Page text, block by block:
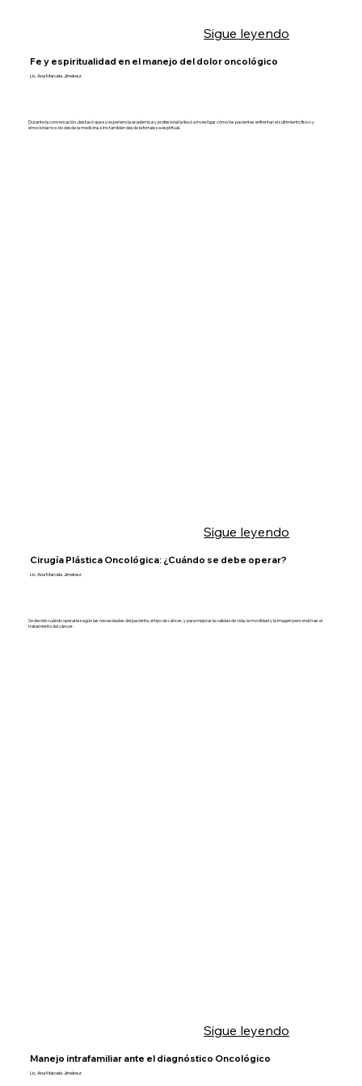
Sigue leyendo
Fe y espiritualidad en el manejo del dolor oncológico
Lic. Ana Marcela Jiménez
Durante la conversación, destacó que su experiencia académica y profesional la llevó a investigar cómo los pacientes enfrentan el sufrimiento físico y
emocional no solo desde la medicina, sino también desde la fortaleza espiritual.
Sigue leyendo
Cirugía Plástica Oncológica: ¿Cuándo se debe operar?
Lic. Ana Marcela Jiménez
Se decide cuándo operarla según las necesidades del paciente, el tipo de cáncer, y para mejorar la calidad de vida, la movilidad y la imagen personal tras el
tratamiento del cáncer.
Sigue leyendo
Manejo intrafamiliar ante el diagnóstico Oncológico
Lic. Ana Marcela Jiménez